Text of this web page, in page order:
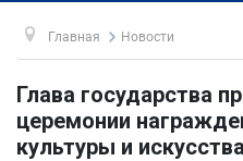
Главная Новости
Глава государства
церемонии
культуры и искусства